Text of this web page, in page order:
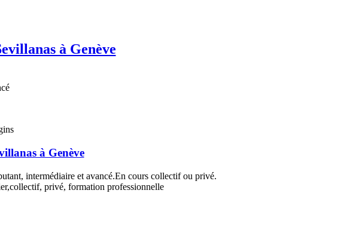
à Genève
à Genève
intermédiaire et avancé.En cours collectif ou privé.